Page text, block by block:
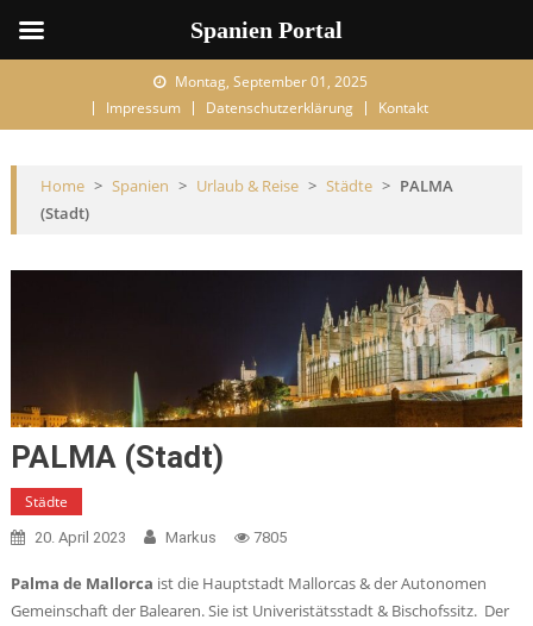
Montag, September 01, 2025
Impressum
Datenschutzerklärung Kontakt
Home > Spanien > Urlaub & Reise > Städte > PALMA
(Stadt)
PALMA (Stadt)
Städte
20. April 2023 Markus 7805
Palma de Mallorca ist die Hauptstadt Mallorcas & der Autonomen
Gemeinschaft der Balearen. Sie ist Univeristätsstadt & Bischofssitz. Der
Spanien Portal